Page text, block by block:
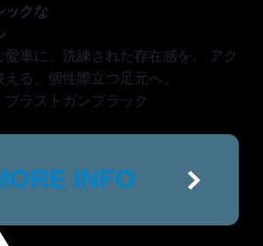
ックな
車に、洗練された存在感を。
アク
る、個性際立つ足元へ。
INFO